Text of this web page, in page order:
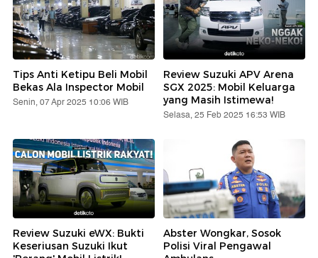
Tips Anti Ketipu Beli Mobil
Bekas Ala Inspector Mobil
Senin, 07 Apr 2025 10:06 WIB
Review Suzuki APV Arena
SGX 2025: Mobil Keluarga
yang Masih Istimewa!
Selasa, 25 Feb 2025 16:53 WIB
Review Suzuki eWX: Bukti
Keseriusan Suzuki Ikut
Abster Wongkar, Sosok
Polisi Viral Pengawal